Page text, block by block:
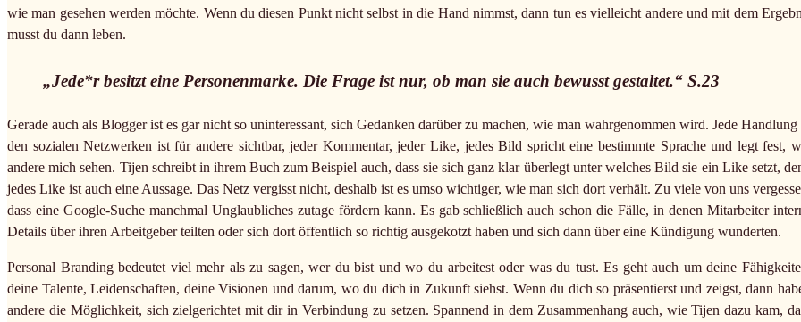
wie man gesehen werden möchte. Wenn du diesen Punkt nicht selbst in die Hand nimmst, dann tun es vielleicht andere und mit dem
musst du dann leben.
„Jede*r besitzt eine Personenmarke. Die Frage ist nur, ob man sie auch bewusst gestaltet.“ S.23
Gerade auch als Blogger ist es gar nicht so uninteressant, sich Gedanken darüber zu machen, wie man wahrgenommen wird. Jede Handlung
den sozialen Netzwerken ist für andere sichtbar, jeder Kommentar, jeder Like, jedes Bild spricht eine bestimmte Sprache und legt fest,
andere mich sehen. Tijen schreibt in ihrem Buch zum Beispiel auch, dass sie sich ganz klar überlegt unter welches Bild sie ein Like setzt,
jedes Like ist auch eine Aussage. Das Netz vergisst nicht, deshalb ist es umso wichtiger, wie man sich dort verhält. Zu viele von uns
dass eine Google-Suche manchmal Unglaubliches zutage fördern kann. Es gab schließlich auch schon die Fälle, in denen Mitarbeiter
Details über ihren Arbeitgeber teilten oder sich dort öffentlich so richtig ausgekotzt haben und sich dann über eine Kündigung wunderten.
Personal Branding bedeutet viel mehr als zu sagen, wer du bist und wo du arbeitest oder was du tust. Es geht auch um deine
deine Talente, Leidenschaften, deine Visionen und darum, wo du dich in Zukunft siehst. Wenn du dich so präsentierst und zeigst, dann
andere die Möglichkeit, sich zielgerichtet mit dir in Verbindung zu setzen. Spannend in dem Zusammenhang auch, wie Tijen dazu kam,